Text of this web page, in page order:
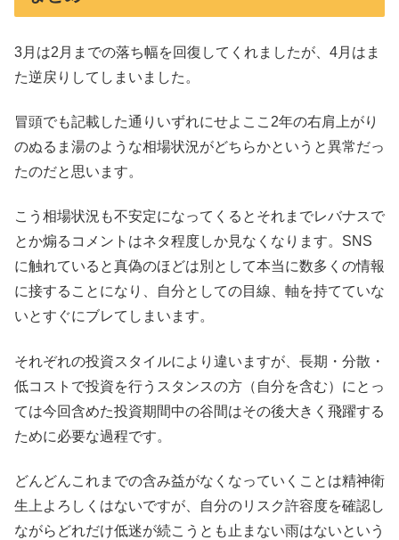
3月は2月までの落ち幅を回復してくれましたが、4月はま
た逆戻りしてしまいました。
冒頭でも記載した通りいずれにせよここ2年の右肩上がり
のぬるま湯のような相場状況がどちらかというと異常だっ
たのだと思います。
こう相場状況も不安定になってくるとそれまでレバナスで
とか煽るコメントはネタ程度しか見なくなります。SNS
に触れていると真偽のほどは別として本当に数多くの情報
に接することになり、自分としての目線、軸を持てていな
いとすぐにブレてしまいます。
それぞれの投資スタイルにより違いますが、長期・分散・
低コストで投資を行うスタンスの方（自分を含む）にとっ
ては今回含めた投資期間中の谷間はその後大きく飛躍する
ために必要な過程です。
どんどんこれまでの含み益がなくなっていくことは精神衛
生上よろしくはないですが、自分のリスク許容度を確認し
ながらどれだけ低迷が続こうとも止まない雨はないという